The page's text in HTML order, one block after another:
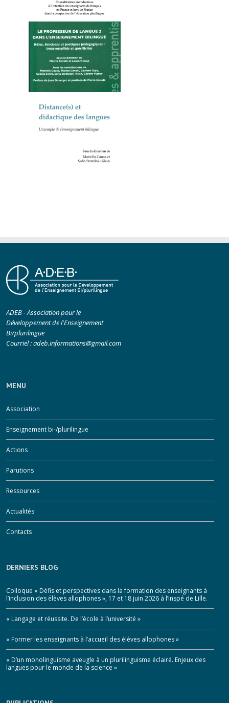
ADEB - Association pour le
Développement de l'Enseignement
Bi/plurilingue
Courriel :adeb.informations@gmail.com
MENU
Association
Enseignement bi-/plurilingue
Actions
Parutions
Ressources
Actualités
Contacts
DERNIERS BLOG
Colloque « Défis et perspectives dans la formation des enseignants à
l’inclusion des élèves allophones », 17 et 18 juin 2026 à l’Inspé de Lille.
« Langage et réussite. De l’école à l’université »
« Former les enseignants à l’accueil des élèves allophones »
« D’un monolinguisme aveugle à un plurilinguisme éclairé. Enjeux des
langues pour le monde de la science »